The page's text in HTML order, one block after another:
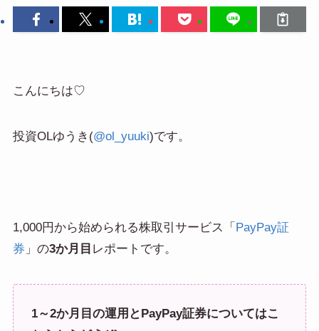
こんにちは♡
投資OLゆうき(@ol_yuuki)です。
1,000円から始められる株取引サービス「 PayPay証
券 」の3か月目 レポートです。
1～2か月目の運用とPayPay証券についてはこ